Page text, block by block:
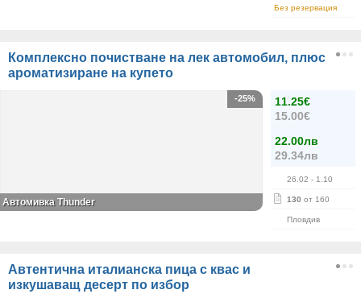
Без резервация
Комплексно почистване на лек автомобил, плюс
ароматизиране на купето
11.25€
15.00€
22.00лв
29.34лв
26.02 - 1.10
130 от 160
Пловдив
-25%
Автомивка Thunder
Автентична италианска пица с квас и
изкушаващ десерт по избор